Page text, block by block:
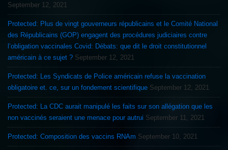
September 12, 2021
Protected: Plus de vingt gouverneurs républicains et le Comité National
des Républicains (GOP) engagent des procédures judiciaires contre
l’obligation vaccinales Covid: Débats: que dit le droit constitutionnel
américain à ce sujet ? September 12, 2021
Protected: Les Syndicats de Police américain refuse la vaccination
obligatoire et. ce, sur un fondement scientifique September 12, 2021
Protected: La CDC aurait manipulé les faits sur son allégation que les
non vaccinés seraient une menace pour autrui September 11, 2021
Protected: Composition des vaccins RNAm September 10, 2021